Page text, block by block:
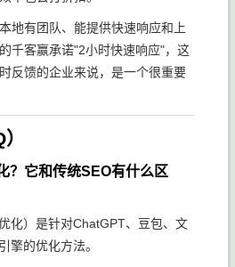
地有团队、能提供快速响应和上
千客赢承诺"2小时快速响应"，这
反馈的企业来说，是一个很重要
？它和传统SEO有什么区
化）是针对ChatGPT、豆包、文
擎的优化方法。